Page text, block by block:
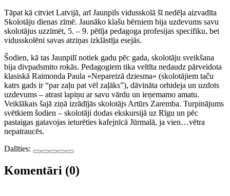
Tāpat kā citviet Latvijā, arī Jaunpils vidusskolā šī nedēļa aizvadīta
Skolotāju dienas zīmē. Jaunāko klašu bērniem bija uzdevums savu
skolotājus uzzīmēt, 5. – 9. pētīja pedagoga profesijas specifiku, bet
vidusskolēni savas atziņas izklāstīja esejās.
Šodien, kā tas Jaunpilī notiek gadu pēc gada, skolotāju sveikšana
bija divpadsmito rokās. Pedagogiem tika veltīta nedaudz pārveidota
klasiskā Raimonda Paula «Nepareizā dziesma» (skolotājiem taču
katrs gads ir “par zaļu pat vēl zaļāks”), dāvināta orhideja un uzdots
uzdevums – atrast lapiņu ar savu vārdu un ieņemamo amatu.
Veiklākais šajā ziņā izrādījās skolotājs Artūrs Zaremba. Turpinājums
svētkiem šodien – skolotāji dodas ekskursijā uz Rīgu un pēc
pastaigas gatavojas ieturēties kafejnīcā Jūrmalā, ja vien…vētra
nepatraucēs.
Dalīties:
Komentāri (0)